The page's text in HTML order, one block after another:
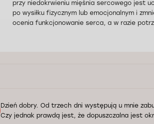
przy niedokrwieniu mięśnia sercowego jest
po wysiłku fizycznym lub emocjonalnym i
ocenia funkcjonowanie serca, a w razie
Dzień dobry. Od trzech dni występują u mnie
Czy jednak prawdą jest, że dopuszczalna jest